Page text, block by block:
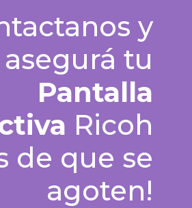
y
asegurá tu
Pantalla
Ricoh
de que se
agoten!